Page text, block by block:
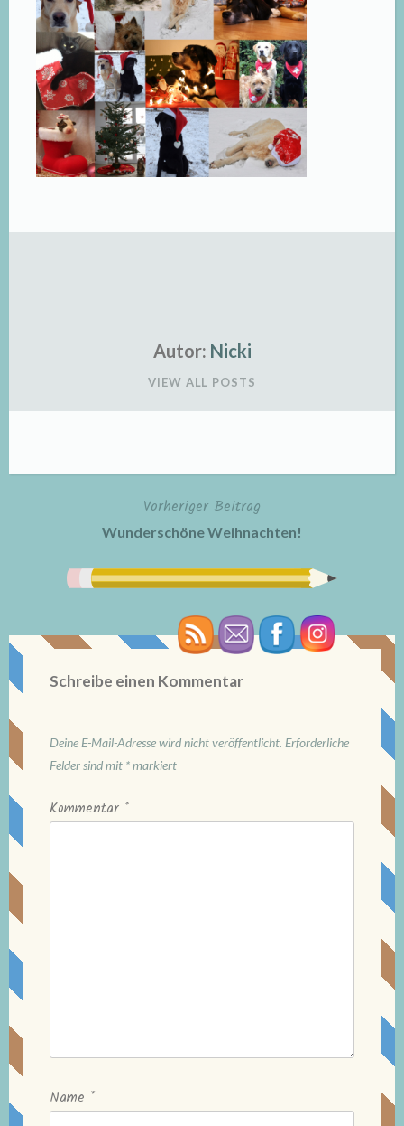
Autor: Nicki
VIEW ALL POSTS
BeitragsnavigationVorheriger Beitrag
Wunderschöne Weihnachten!
Schreibe einen Kommentar
Deine E-Mail-Adresse wird nicht veröffentlicht. Erforderliche
Felder sind mit *markiert
Kommentar *
Name *